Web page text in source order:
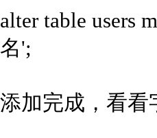
alter table users
名';
添加完成，看看